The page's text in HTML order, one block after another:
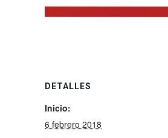
DETALLES
Inicio:
6 febrero 2018